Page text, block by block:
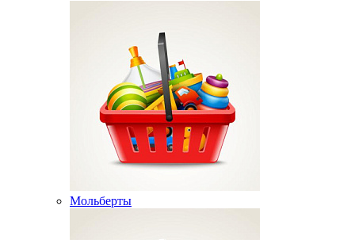
Мольберты